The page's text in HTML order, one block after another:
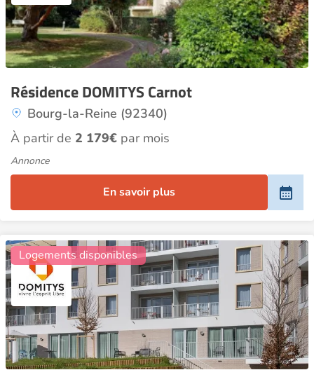
Résidence DOMITYS Carnot
Bourg-la-Reine (92340)
À partir de 2 179€ par mois
Annonce
En savoir plus
Logements disponibles